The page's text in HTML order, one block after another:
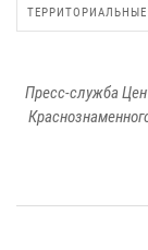
ТЕРРИТОРИАЛЬНЫЕ
Пресс-служба